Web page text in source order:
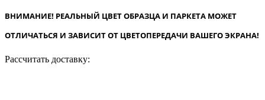
ВНИМАНИЕ! РЕАЛЬНЫЙ ЦВЕТ ОБРАЗЦА И ПАРКЕТА МОЖЕТ
ОТЛИЧАТЬСЯ И ЗАВИСИТ ОТ ЦВЕТОПЕРЕДАЧИ ВАШЕГО ЭКРАНА!
Рассчитать доставку: